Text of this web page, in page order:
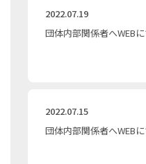
2022.07.19
団体内部関係者へWEB
2022.07.15
団体内部関係者へWEB